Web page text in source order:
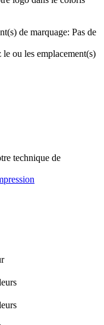
de marquage: Pas de
le ou les emplacement(s)
technique de